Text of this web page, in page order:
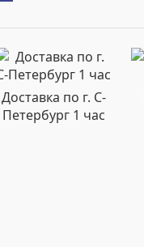
Доставка по г. С-
Петербург 1 час